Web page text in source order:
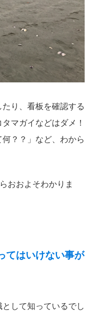
り、看板を確認する
マガイなどはダメ！
？？」など、わから
おおよそわかりま
てはいけない事が
して知っているでし